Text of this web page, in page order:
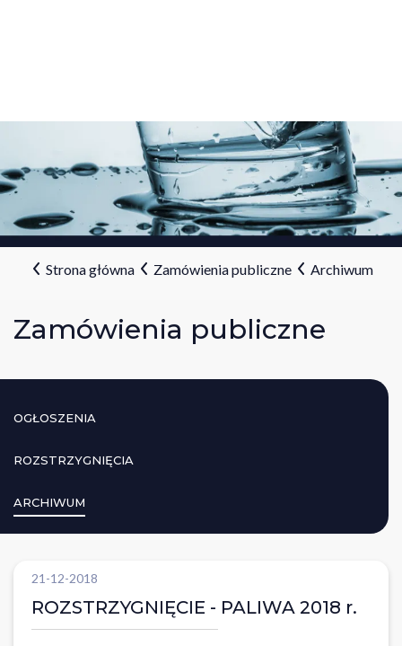
Strona główna Zamówienia publiczne Archiwum
Zamówienia publiczne
OGŁOSZENIA
ROZSTRZYGNIĘCIA
ARCHIWUM
21-12-2018
ROZSTRZYGNIĘCIE - PALIWA 2018 r.